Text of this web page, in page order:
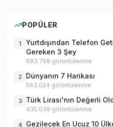
POPÜLER
1
Yurtdışından Telefon
Gereken 3 Şey
683.758 görüntülenme
2 Dünyanın 7 Harikası
563.024 görüntülenme
3 Türk Lirası'nın Değerli
435.039 görüntülenme
4 Gezilecek En Ucuz 10